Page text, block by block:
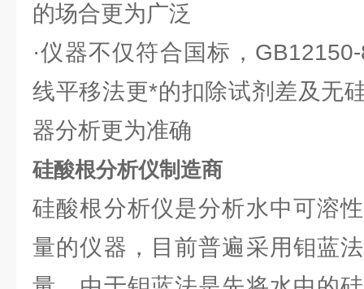
的场合更为广泛
·仪器不仅符合国标，
线平移法更*的扣除试剂差及无
器分析更为准确
硅酸根分析仪制造商
硅酸根分析仪是分析水中可溶
量的仪器，目前普遍采用钼蓝